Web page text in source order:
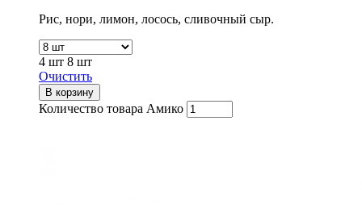
Рис, нори, лимон, лосось, сливочный сыр.
4 шт 8 шт
Очистить
В корзину
Количество товара Амико